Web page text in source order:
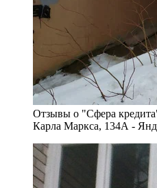
Отзывы о "Сфера
Карла Маркса, 134А -